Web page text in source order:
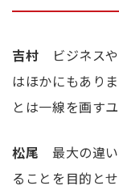
吉村 ビジネス
はほかにもあり
とは一線を画す
松尾 最大の違
ることを目的と